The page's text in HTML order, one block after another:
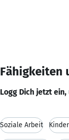
Fähigkeiten
Logg Dich jetzt
Soziale Arbeit